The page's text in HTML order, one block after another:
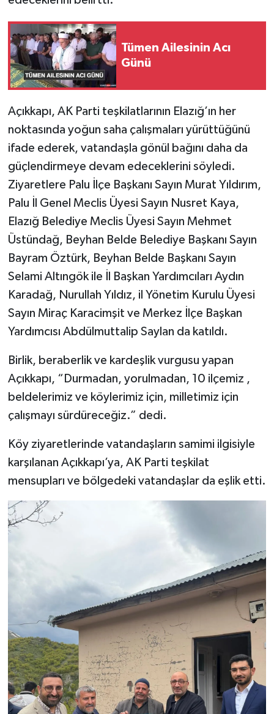
Tümen Ailesinin Acı
Günü
Açıkkapı, AK Parti teşkilatlarının Elazığ’ın her
noktasında yoğun saha çalışmaları yürüttüğünü
ifade ederek, vatandaşla gönül bağını daha da
güçlendirmeye devam edeceklerini söyledi.
Ziyaretlere Palu İlçe Başkanı Sayın Murat Yıldırım,
Palu İl Genel Meclis Üyesi Sayın Nusret Kaya,
Elazığ Belediye Meclis Üyesi Sayın Mehmet
Üstündağ, Beyhan Belde Belediye Başkanı Sayın
Bayram Öztürk, Beyhan Belde Başkanı Sayın
Selami Altıngök ile İl Başkan Yardımcıları Aydın
Karadağ, Nurullah Yıldız, il Yönetim Kurulu Üyesi
Sayın Miraç Karacimşit ve Merkez İlçe Başkan
Yardımcısı Abdülmuttalip Saylan da katıldı.
Birlik, beraberlik ve kardeşlik vurgusu yapan
Açıkkapı, “Durmadan, yorulmadan, 10 ilçemiz ,
beldelerimiz ve köylerimiz için, milletimiz için
çalışmayı sürdüreceğiz.” dedi.
Köy ziyaretlerinde vatandaşların samimi ilgisiyle
karşılanan Açıkkapı’ya, AK Parti teşkilat
mensupları ve bölgedeki vatandaşlar da eşlik etti.